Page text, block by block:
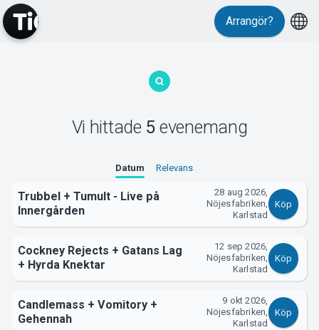
MyTickster
Support
Om Tickster
Arrangör?
Vi hittade 5 evenemang
Datum Relevans
Trubbel + Tumult - Live på
Innergården
28 aug 2026,
Nöjesfabriken,
Karlstad
Köp
Cockney Rejects + Gatans Lag
+ Hyrda Knektar
12 sep 2026,
Nöjesfabriken,
Karlstad
Köp
Candlemass + Vomitory +
Gehennah
9 okt 2026,
Nöjesfabriken,
Karlstad
Köp